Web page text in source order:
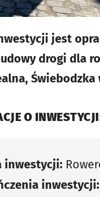
jest
drogi dla
Świebodzka
O
inwestycji:
inwestycji: